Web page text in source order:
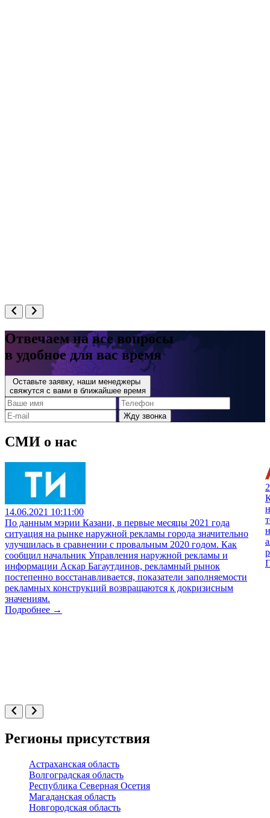
Отвечаем на все вопросы
в удобное для вас время
Оставьте заявку, наши менеджеры
свяжутся с вами в ближайшее время
СМИ о нас
14.06.2021 10:11:00
По данным мэрии Казани, в первые месяцы 2021 года
ситуация на рынке наружной рекламы города значительно
улучшилась в сравнении с провальным 2020 годом. Как
сообщил начальник Управления наружной рекламы и
информации Аскар Багаутдинов, рекламный рынок
постепенно восстанавливается, показатели заполняемости
рекламных конструкций возвращаются к докризисным
значениям.
Подробнее →
Регионы присутствия
Астраханская область
Волгоградская область
Республика Северная Осетия
Магаданская область
Новгородская область